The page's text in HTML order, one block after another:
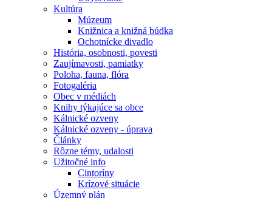
Kultúra
Múzeum
Knižnica a knižná búdka
Ochotnícke divadlo
História, osobnosti, povesti
Zaujímavosti, pamiatky
Poloha, fauna, flóra
Fotogaléria
Obec v médiách
Knihy týkajúce sa obce
Kálnické ozveny
Kálnické ozveny - úprava
Články
Rôzne témy, udalosti
Užitočné info
Cintoríny
Krízové situácie
Územný plán